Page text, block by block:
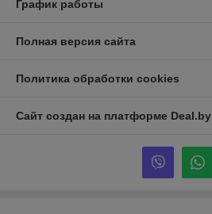
График работы
Полная версия сайта
Политика обработки cookies
Сайт создан на платформе Deal.by